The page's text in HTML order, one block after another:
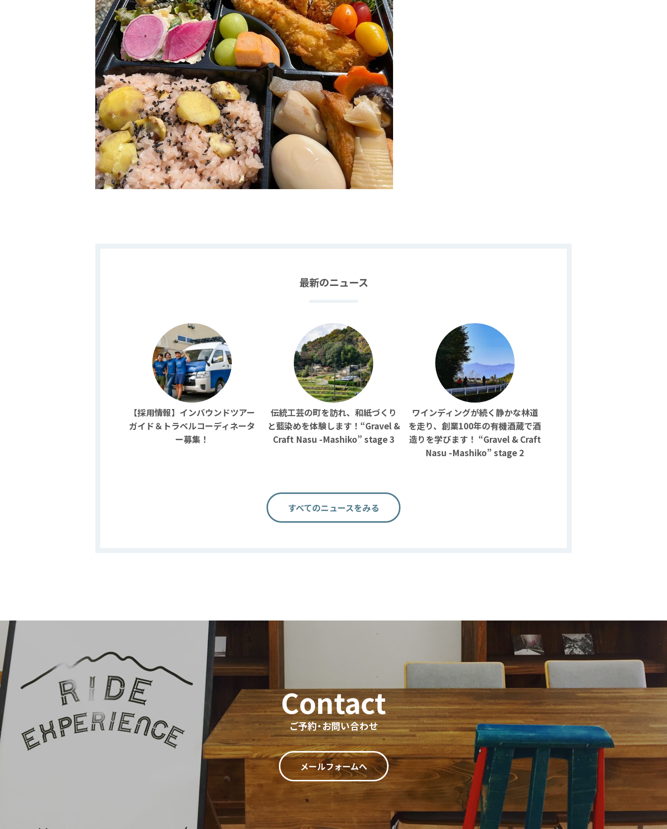
最新のニュース
【採用情報】インバウンドツアー
ガイド＆トラベルコーディネータ
ー募集！
伝統工芸の町を訪れ、和紙づくり
と藍染めを体験します！“Gravel &
Craft Nasu -Mashiko” stage 3
ワインディングが続く静かな林道
を走り、創業100年の有機酒蔵で酒
造りを学びます！ “Gravel & Craft
Nasu -Mashiko” stage 2
すべてのニュースをみる
ご予約・お問い合わせ
メールフォームへ